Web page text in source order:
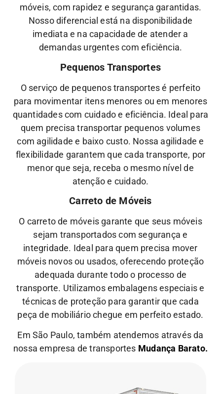
móveis, com rapidez e segurança garantidas.
Nosso diferencial está na disponibilidade
imediata e na capacidade de atender a
demandas urgentes com eficiência.
Pequenos Transportes
O serviço de pequenos transportes é perfeito
para movimentar itens menores ou em menores
quantidades com cuidado e eficiência. Ideal para
quem precisa transportar pequenos volumes
com agilidade e baixo custo. Nossa agilidade e
flexibilidade garantem que cada transporte, por
menor que seja, receba o mesmo nível de
atençãoe cuidado.
Carreto de Móveis
O carreto de móveis garante que seus móveis
sejam transportados com segurança e
integridade. Ideal para quem precisa mover
móveis novos ou usados, oferecendo proteção
adequada durante todo o processo de
transporte. Utilizamos embalagens especiais e
técnicas de proteção para garantir que cada
peça de mobiliário chegue em perfeito estado.
Em São Paulo, também atendemos através da
nossa empresa de transportes Mudança Barato.